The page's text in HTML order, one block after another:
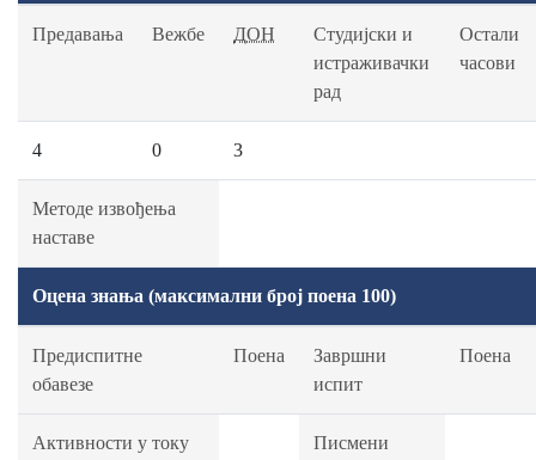
Предавања Вежбе ДОН
Студијски и
истраживачки
рад
Остали
часови
4 0 3
Методе извођења
наставе
Оцена знања (максимални број поена 100)
Предиспитне
обавезе
Поена
Завршни
испит
Поена
Активности у току
Писмени